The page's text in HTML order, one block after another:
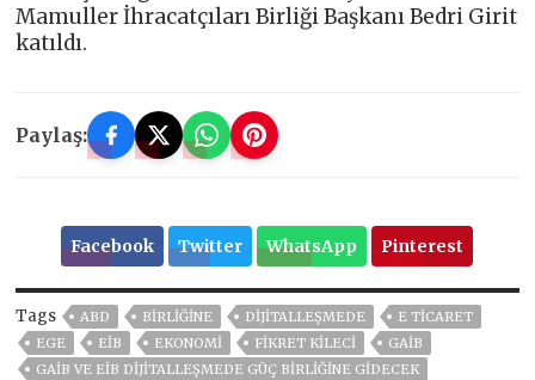
Mamuller İhracatçıları Birliği Başkanı Bedri Girit
katıldı.
Paylaş:
Facebook Twitter WhatsApp Pinterest
Tags ABD BIRLIĞINE DIJITALLEŞMEDE
E TİCARET
EGE
EİB EKONOMİ FİKRET KİLECİ
GAİB
GAİB VE EİB DIJITALLEŞMEDE GÜÇ BIRLIĞINE GIDECEK